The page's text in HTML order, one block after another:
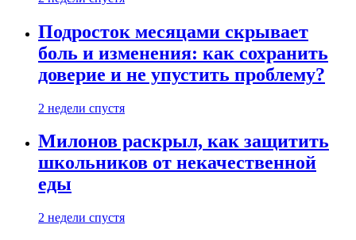
Подросток месяцами скрывает
боль и изменения: как сохранить
доверие и не упустить проблему?
2 недели спустя
Милонов раскрыл, как защитить
школьников от некачественной
еды
2 недели спустя